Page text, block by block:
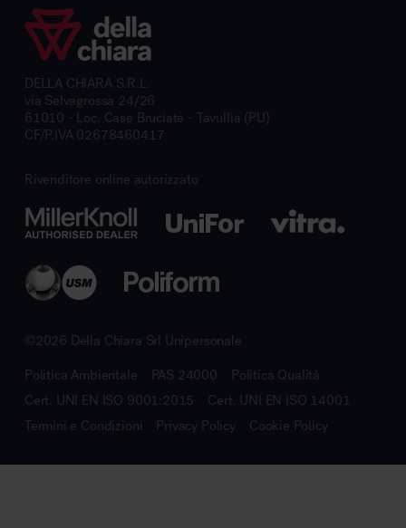
DELLA CHIARA S.R.L.
via Selvagrossa 24/26
61010 - Loc. Case Bruciate - Tavullia (PU)
CF/P.IVA 02678460417
Rivenditore online autorizzato
©2026 Della Chiara Srl Unipersonale
Politica Ambientale PAS 24000
Politica Qualità
Cert. UNI EN ISO 9001:2015
Cert. UNI EN ISO 14001
Termini e Condizioni
Privacy Policy Cookie Policy